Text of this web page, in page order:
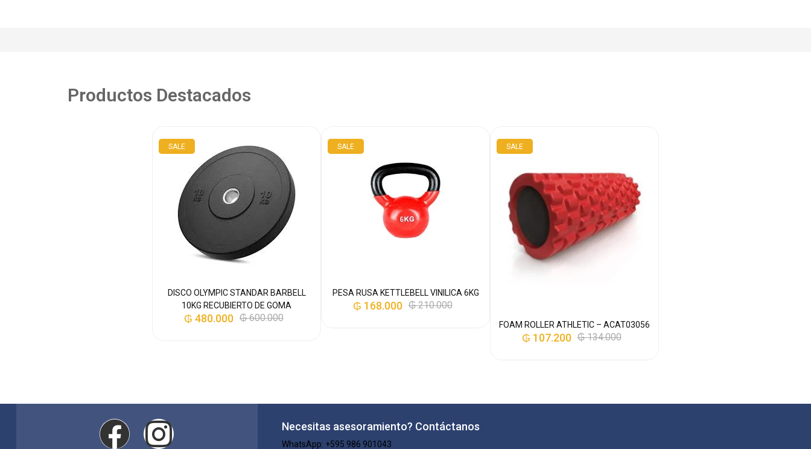
Productos Destacados
SALE
DISCO OLYMPIC STANDAR BARBELL
10KG RECUBIERTO DE GOMA
₲600.000
₲ 480.000
SALE
PESA RUSA KETTLEBELL VINILICA 6KG
₲210.000
₲ 168.000
SALE
FOAM ROLLER ATHLETIC – ACAT03056
₲134.000
₲ 107.200
Necesitas asesoramiento? Contáctanos
WhatsApp: +595 986 901043​